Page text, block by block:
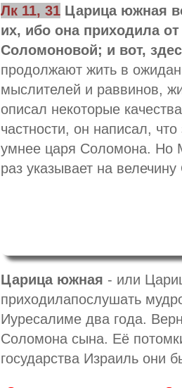
Лк11, 31 Царица южная
их, ибо она приходила
Соломоновой; и вот,
продолжают жить в
мыслителей и раввинов,
описал некоторые
частности, он написал,
умнее царя Соломона. Но
раз указывает на
Царица южная - или
приходилапослушать
Иуресалиме два года.
Соломона сына. Её
государства Израиль они